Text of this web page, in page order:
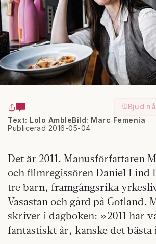
Bjud
Text: Lolo Amble
Publicerad 2016-05-04
Bild: Marc Femenia
Det är 2011. Manusförfattaren
och filmregissören Daniel Lind
tre barn, framgångsrika
Vasastan och gård på Gotland.
skriver i dagboken: »2011 har
fantastiskt år, kanske det